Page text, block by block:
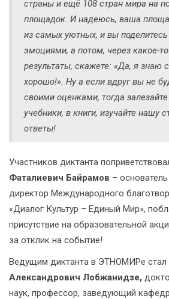
страны и ещё 108 стран мира на
площадок. И надеюсь, ваша
из самых уютных, и вы
эмоциями, а потом, через какое-
результаты, скажете: «Да, я знаю
хорошо!». Ну а если вдруг вы не
своими оценками, тогда
учебники, в книги, изучайте нашу
ответы!
Участников диктанта
Фаталиевич Байрамов –
директор Международного
«Диалог Культур – Единый Мир»,
присутствие на образовательной
за отклик на событие!
Ведущим диктанта в ЭТНОМИРе стал
Александрович Лобжанидзе,
наук, профессор, заведующий